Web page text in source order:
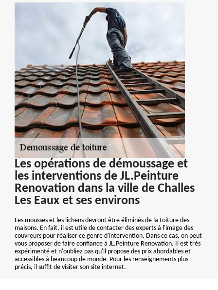
Les opérations de démoussage et
les interventions de JL.Peinture
Renovation dans la ville de Challes
Les Eaux et ses environs
Les mousses et les lichens devront être éliminés de la toiture des
maisons. En fait, il est utile de contacter des experts à l'image des
couvreurs pour réaliser ce genre d'intervention. Dans ce cas, on peut
vous proposer de faire confiance à JL.Peinture Renovation. Il est très
expérimenté et n'oubliez pas qu'il propose des prix abordables et
accessibles à beaucoup de monde. Pour les renseignements plus
précis, il suffit de visiter son site internet.